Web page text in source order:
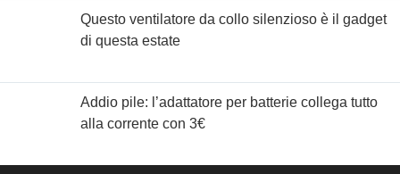
Questo ventilatore da collo silenzioso è il gadget
di questa estate
Addio pile: l’adattatore per batterie collega tutto
alla corrente con 3€